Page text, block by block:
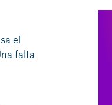
el
falta